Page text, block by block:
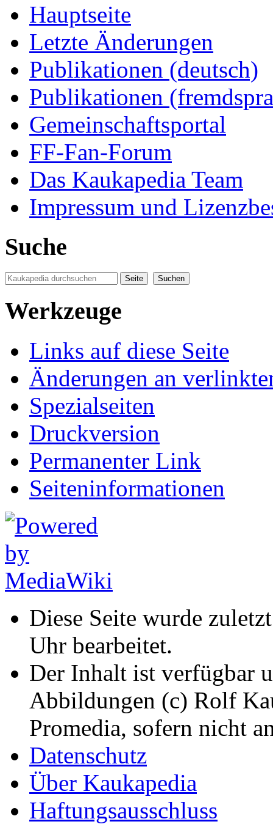
Hauptseite
Letzte Änderungen
Publikationen (deutsch)
Publikationen
Gemeinschaftsportal
FF-Fan-Forum
Das Kaukapedia Team
Impressum und
Suche
Werkzeuge
Links auf diese Seite
Änderungen an
Spezialseiten
Druckversion
Permanenter Link
Seiten­informationen
Diese Seite wurde
Uhr bearbeitet.
Der Inhalt ist verfügbar
Abbildungen (c) Rolf
Promedia, sofern nicht
Datenschutz
Über Kaukapedia
Haftungsausschluss